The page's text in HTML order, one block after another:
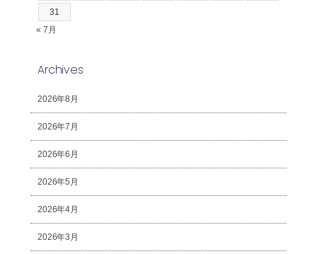
31
« 7月
Archives
2026年8月
2026年7月
2026年6月
2026年5月
2026年4月
2026年3月